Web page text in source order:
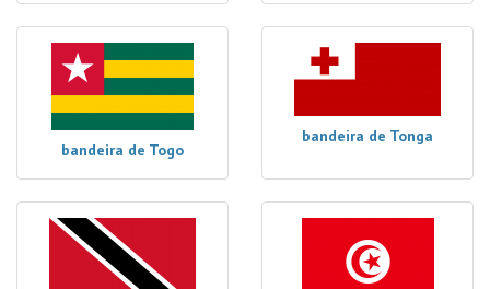
bandeira de Togo
bandeira de Tonga